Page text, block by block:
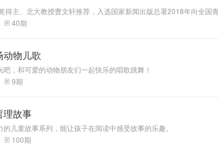
大教授曹文轩推荐，入选国家新闻出版总署2018年向全国青少年推荐的百种优秀出版物，多人广播剧
的小狗尼克。在寻找尼克的过程中，小小逐渐察觉到尼克背后的
住自己的坚持呢？尼克来了，可是它为什么非要离去？它身上背
40期
动物儿歌
，和可爱的动物朋友们一起快乐的唱歌跳舞！
9期
理故事
儿童故事系列，能让孩子在阅读中感受故事的乐趣。
100期